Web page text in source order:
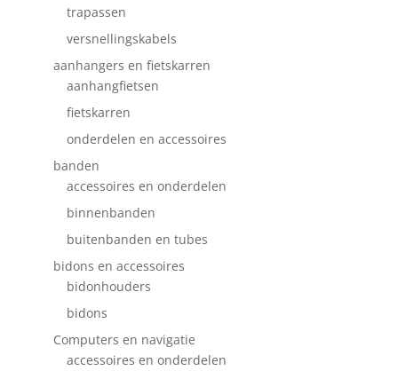
trapassen
versnellingskabels
aanhangers en fietskarren
aanhangfietsen
fietskarren
onderdelen en accessoires
banden
accessoires en onderdelen
binnenbanden
buitenbanden en tubes
bidons en accessoires
bidonhouders
bidons
Computers en navigatie
accessoires en onderdelen